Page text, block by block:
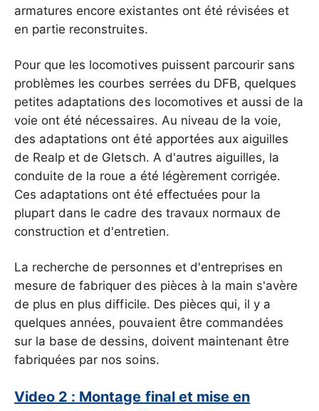
armatures encore existantes ont été révisées et
en partie reconstruites.
Pour que les locomotives puissent parcourir sans
problèmes les courbes serrées du DFB, quelques
petites adaptations des locomotives et aussi de la
voie ont été nécessaires. Au niveau de la voie,
des adaptations ont été apportées aux aiguilles
de Realp et de Gletsch. A d'autres aiguilles, la
conduite de la roue a été légèrement corrigée.
Ces adaptations ont été effectuées pour la
plupart dans le cadre des travaux normaux de
construction et d'entretien.
La recherche de personnes et d'entreprises en
mesure de fabriquer des pièces à la main s'avère
de plus en plus difficile. Des pièces qui, il y a
quelques années, pouvaient être commandées
sur la base de dessins, doivent maintenant être
fabriquées par nos soins.
Video 2 : Montage final et mise en